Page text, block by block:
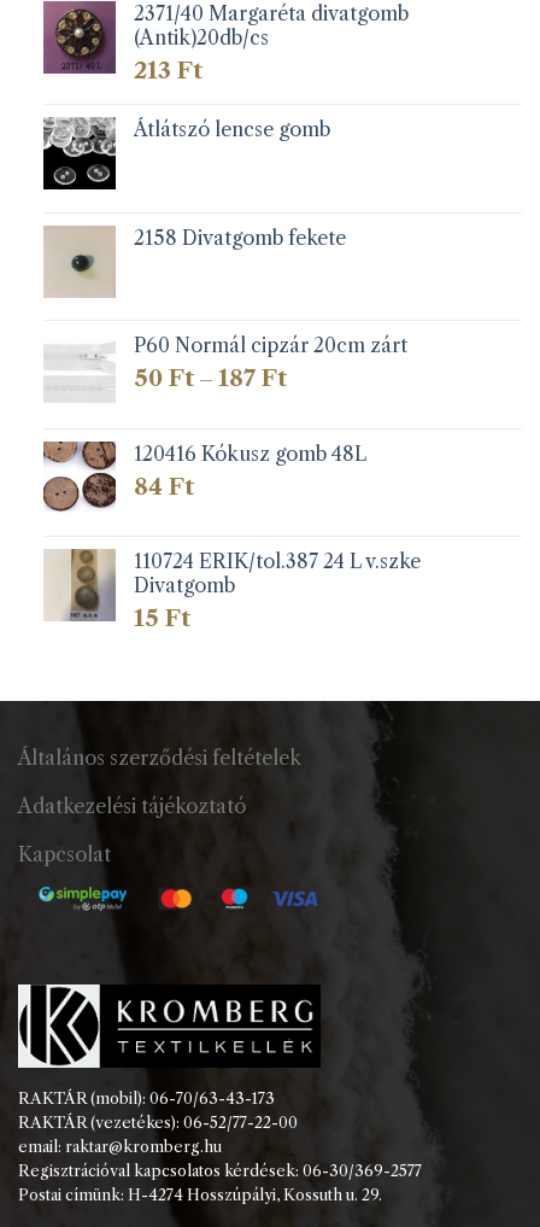
2371/40 Margaréta divatgomb
(Antik)20db/cs
213 Ft
Átlátszó lencse gomb
2158 Divatgomb fekete
P60 Normál cipzár 20cm zárt
50 Ft – 187 FtÁrtartomány:
187 Ft
120416 Kókusz gomb 48L
84 Ft
110724 ERIK/tol.387 24 L v.szke
Divatgomb
15 Ft
Általános szerződési feltételek
Adatkezelési tájékoztató
Kapcsolat
RAKTÁR (mobil): 06-70/63-43-173
RAKTÁR (vezetékes): 06-52/77-22-00
email: raktar@kromberg.hu
Regisztrációval kapcsolatos kérdések: 06-30/369-2577
Postai címünk: H-4274 Hosszúpályi, Kossuth u. 29.